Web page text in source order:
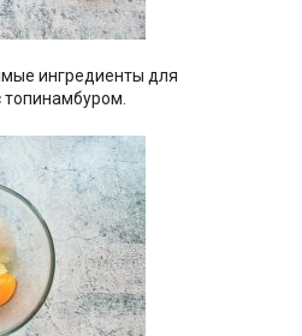
ингредиенты для
топинамбуром.